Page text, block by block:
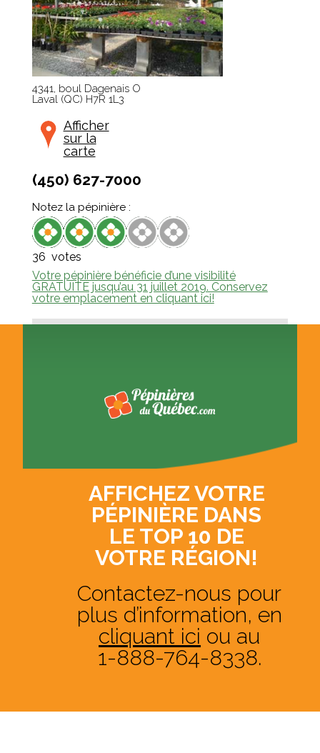
4341, boul Dagenais O
Laval(QC) H7R 1L3
Afficher
sur la
carte
(450) 627-7000
Notez la pépinière :
36 votes
Votre pépinière bénéficie d’une visibilité
GRATUITE jusqu’au 31 juillet 2019. Conservez
votre emplacement en cliquant ici!
AFFICHEZ VOTRE
PÉPINIÈRE DANS
LE TOP 10 DE
VOTRE RÉGION!
Contactez-nous pour
plus d’information, en
cliquant ici ou au
1-888-764-8338.